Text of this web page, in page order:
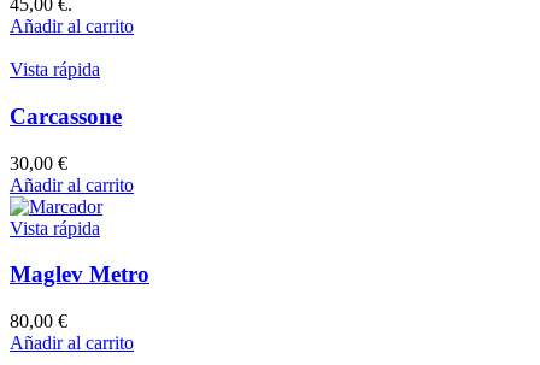
45,00 €.
Añadir al carrito
Vista rápida
Carcassone
30,00 €
Añadir al carrito
Vista rápida
Maglev Metro
80,00 €
Añadir al carrito